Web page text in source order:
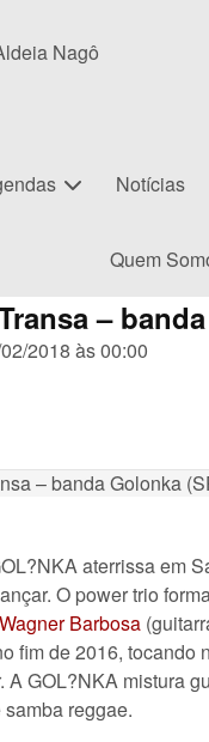
Notícias
Quem
–
2018 às 00:00
aterrissa em
O power trio
Wagner Barbosa
fim de 2016, tocando
A GOL?NKA mistura
reggae.